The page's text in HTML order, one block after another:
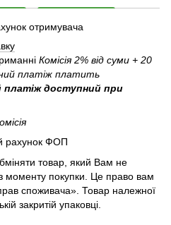
отримувача
Комісія 2% від суми + 20
платіж платить
платіж доступний при
рахунок ФОП
товар, який Вам не
моменту покупки. Це право вам
споживача». Товар належної
закритій упаковці.